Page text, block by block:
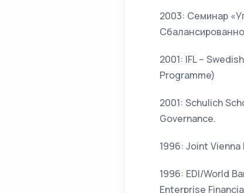
2003: Семинар
2001: IFL –
Programme)
2001: Schulich
Governance.
1996: Joint
1996: EDI/World
Enterprise